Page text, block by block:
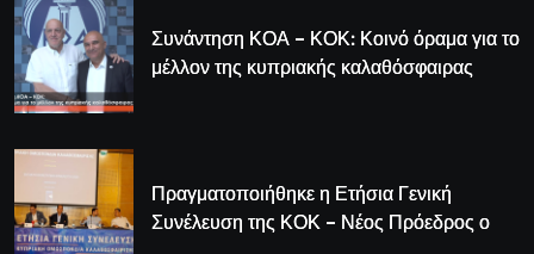
Συνάντηση ΚΟΑ – ΚΟΚ: Κοινό όραμα για το
μέλλον της κυπριακής καλαθόσφαιρας
Πραγματοποιήθηκε η Ετήσια Γενική
Συνέλευση της ΚΟΚ – Νέος Πρόεδρος ο